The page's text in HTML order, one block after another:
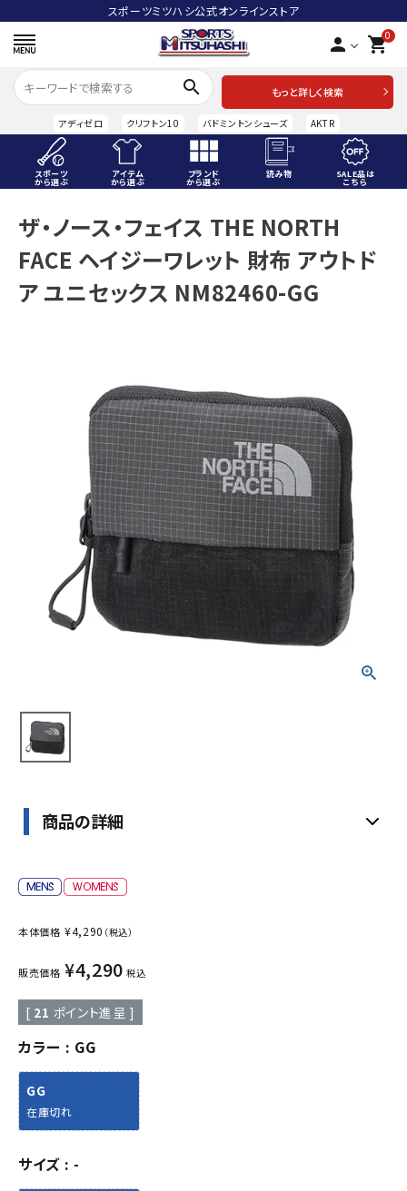
スポーツミツハシ公式オンラインストア
person 0
shopping_cart
search
もっと詳しく検索
アディゼロ クリフトン10 バドミントンシューズ AKTR
スポーツ
から選ぶ
アイテム
から選ぶ
ブランド
から選ぶ
読み物 SALE品は
こちら
ACCOUNT MENU
ようこそ ゲスト 様
meeting_room person 会員登録
ブランドから選ぶ
SALE品はこちら
INFORMATIOM
ご利用ガイド
お問い合わせ
メルマガ登録
ザ・ノース・フェイス THE NORTH
FACE ヘイジーワレット 財布 アウトド
ア ユニセックス NM82460-GG
商品の詳細
本体価格 ¥4,290 （税込）
販売価格 ¥4,290 税込
[ 21 ポイント進呈 ]
カラー GG
GG
在庫切れ
サイズ -